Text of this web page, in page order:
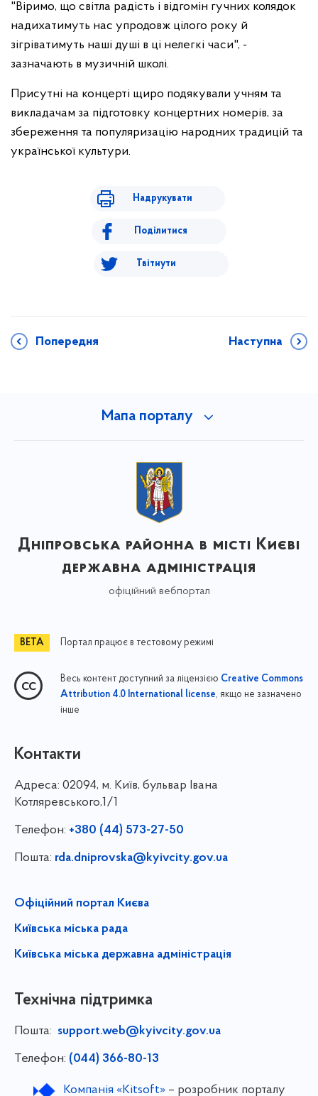
"Віримо, що світла радість і відгомін гучних колядок
надихатимуть нас упродовж цілого року й
зігріватимуть наші душі в ці нелегкі часи", -
зазначають в музичній школі.
Присутні на концерті щиро подякували учням та
викладачам за підготовку концертних номерів, за
збереження та популяризацію народних традицій та
української культури.
Надрукувати
Поділитися
Твітнути
Попередня Наступна
Мапа порталу
Дніпровська районна в місті Києві
державна адміністрація
офіційний вебпортал
Портал працює в тестовому режимі
Весь контент доступний за ліцензією Creative Commons
Attribution 4.0 International license, якщо не зазначено
інше
Контакти
Адреса: 02094, м. Київ, бульвар Івана
Котляревського,1/1
Телефон: +380 (44) 573-27-50
Пошта: rda.dniprovska@kyivcity.gov.ua
Офіційний портал Києва
Київська міська рада
Київська міська державна адміністрація
Технічна підтримка
Пошта: support.web@kyivcity.gov.ua
Телефон: (044) 366-80-13
Компанія «Kitsoft»– розробник порталу